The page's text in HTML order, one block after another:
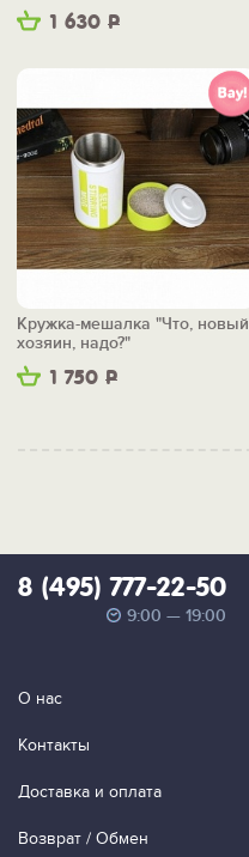
1 630 Р
1 750 Р
Кружка-мешалка "Что, новый
хозяин, надо?"
8 (495) 777-22-50
9:00 — 19:00
О нас
Контакты
Доставка и оплата
Возврат / Обмен